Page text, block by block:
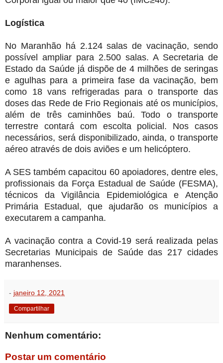
Logística
No Maranhão há 2.124 salas de vacinação, sendo
possível ampliar para 2.500 salas. A Secretaria de
Estado da Saúde já dispõe de 4 milhões de seringas
e agulhas para a primeira fase da vacinação, bem
como 18 vans refrigeradas para o transporte das
doses das Rede de Frio Regionais até os municípios,
além de três caminhões baú. Todo o transporte
terrestre contará com escolta policial. Nos casos
necessários, será disponibilizado, ainda, o transporte
aéreo através de dois aviões e um helicóptero.
A SES também capacitou 60 apoiadores, dentre eles,
profissionais da Força Estadual de Saúde (FESMA),
técnicos da Vigilância Epidemiológica e Atenção
Primária Estadual, que ajudarão os municípios a
executarem a campanha.
A vacinação contra a Covid-19 será realizada pelas
Secretarias Municipais de Saúde das 217 cidades
maranhenses.
- janeiro 12, 2021
Compartilhar
Nenhum comentário:
Postar um comentário